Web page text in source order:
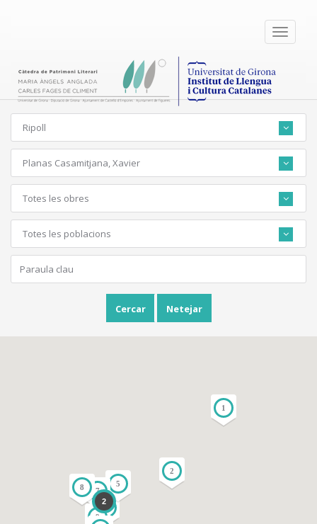
Toggle
Ripoll
Planas Casamitjana, Xavier
Totes les obres
Totes les poblacions
Cercar Netejar
1
2
3
5
7
8
9
2